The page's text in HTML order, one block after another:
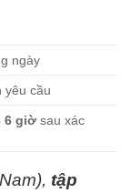
ngày
yêu cầu
6 giờ sau xác
tập